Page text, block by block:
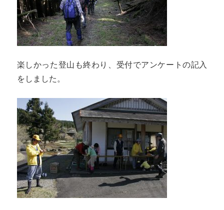
楽しかった登山も終わり、受付でアンケートの記入
をしました。